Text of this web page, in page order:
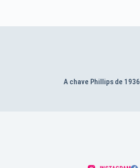
A chave Phillips de 1936